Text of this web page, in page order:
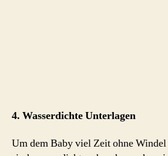
4. Wasserdichte Unterlagen
Um dem Baby viel Zeit ohne